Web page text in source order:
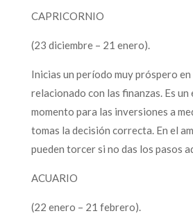
CAPRICORNIO
(23 diciembre – 21 enero).
Inicias un período muy próspero
relacionado con las finanzas. Es un
momento para las inversiones a
tomas la decisión correcta. En el
pueden torcer si no das los pasos
ACUARIO
(22 enero – 21 febrero).